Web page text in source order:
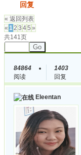
回复
« 返回列表
« 12 3 45 »
共141页
Go
84864
阅读
1403
回复
Eleentan